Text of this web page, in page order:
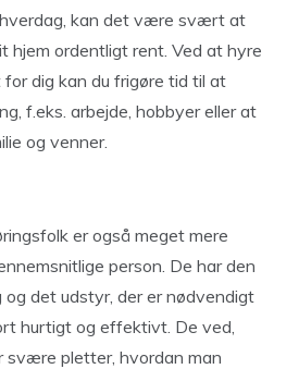
kan det være svært at
hjem ordentligt rent. Ved at hyre
dig kan du frigøre tid til at
f.eks. arbejde, hobbyer eller at
og venner.
er også meget mere
person. De har den
og det udstyr, der er nødvendigt
hurtigt og effektivt. De ved,
svære pletter, hvordan man